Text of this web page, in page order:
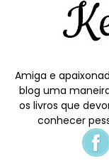
Amiga e
blog uma
os livros que
conhecer